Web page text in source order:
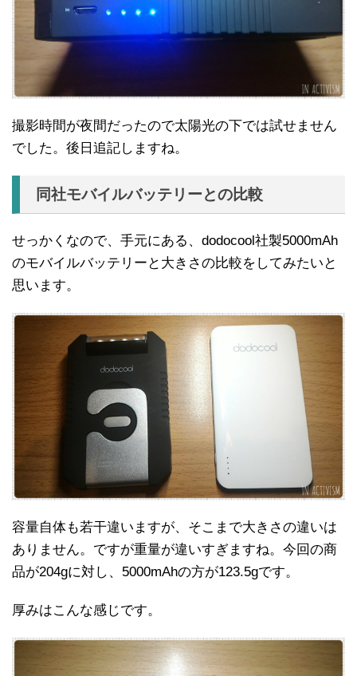
撮影時間が夜間だったので太陽光の下では試せません
でした。後日追記しますね。
同社モバイルバッテリーとの比較
せっかくなので、手元にある、dodocool社製5000mAh
のモバイルバッテリーと大きさの比較をしてみたいと
思います。
容量自体も若干違いますが、そこまで大きさの違いは
ありません。ですが重量が違いすぎますね。今回の商
品が204gに対し、5000mAhの方が123.5gです。
厚みはこんな感じです。